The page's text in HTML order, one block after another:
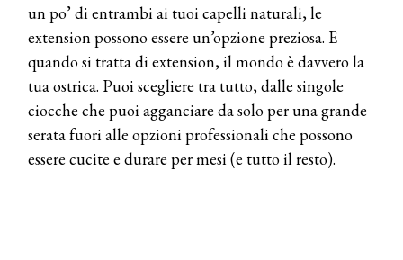
un po’ di entrambi ai tuoi capelli naturali, le
extension possono essere un’opzione preziosa. E
quando si tratta di extension, il mondo è davvero la
tua ostrica. Puoi scegliere tra tutto, dalle singole
ciocche che puoi agganciare da solo per una grande
serata fuori alle opzioni professionali che possono
essere cucite e durare per mesi (e tutto il resto).